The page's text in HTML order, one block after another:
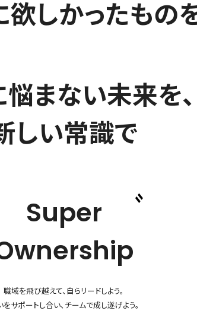
しかったもの
まない未来を、
しい常識で
Super
職域を飛び越えて、自らリードしよう。
をサポートし合い、チームで成し遂げよう。